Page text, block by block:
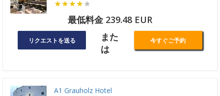
最低料金 239.48 EUR
リクエストを送る
また
は
今すぐご予約
A1 Grauholz Hotel